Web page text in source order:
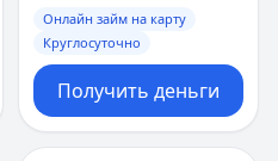
Онлайн займ на карту
Круглосуточно
Получить деньги